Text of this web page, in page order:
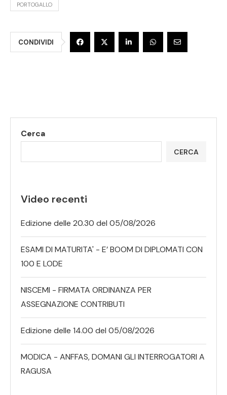
PORTOGALLO
CONDIVIDI
Cerca
CERCA
Video recenti
Edizione delle 20.30 del 05/08/2026
ESAMI DI MATURITA' - E’ BOOM DI DIPLOMATI CON
100 E LODE
NISCEMI - FIRMATA ORDINANZA PER
ASSEGNAZIONE CONTRIBUTI
Edizione delle 14.00 del 05/08/2026
MODICA - ANFFAS, DOMANI GLI INTERROGATORI A
RAGUSA